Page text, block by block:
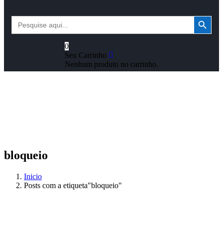
Search
for:
Search Button
0
Seu Carrinho
Nenhum produto no carrinho.
bloqueio
Inicio
Posts com a etiqueta"bloqueio"